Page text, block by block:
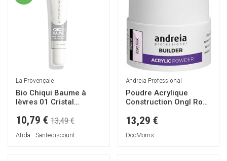
La Provençale
Bio Chiqui Baume à
lèvres 01 Cristal
10,79 € 13,49 €
Atida - Santediscount
Andreia Professional
Poudre Acrylique
Construction Ongl Rose
13,29 €
DocMorris